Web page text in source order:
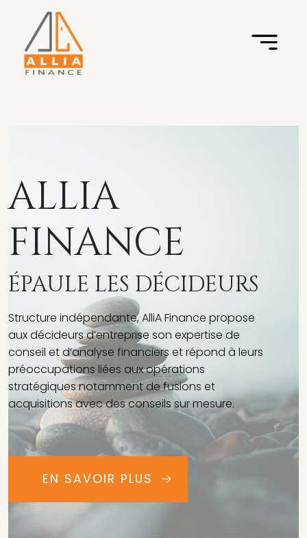
ALLIA
FINANCE
ÉPAULE LES DÉCIDEURS
Structure indépendante, AlliA Finance propose
aux décideurs d’entreprise son expertise de
conseil et d’analyse financiers et répond à leurs
préoccupations liées aux opérations
stratégiques notamment de fusions et
acquisitions avec des conseils sur mesure.
EN SAVOIR PLUS